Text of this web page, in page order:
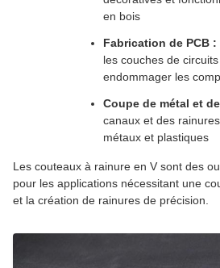
en bois
Fabrication de PCB :
les couches de
endommager les
Coupe de métal et
canaux et des
métaux et plastiques
Les couteaux à rainure en V sont des
pour les applications nécessitant une
et la création de rainures de précision.